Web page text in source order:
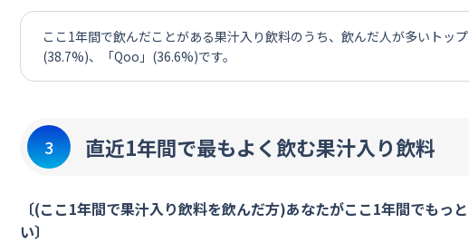
ここ1年間で飲んだことがある果汁入り飲料のうち、飲んだ人が多いトッ
(38.7%)、「Qoo」(36.6%)です。
3 直近1年間で最もよく飲む果汁入り飲料
〔(ここ1年間で果汁入り飲料を飲んだ方)あなたがここ1年間でもっ
い〕